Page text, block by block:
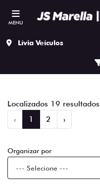
MENU
Lívia Veículos
Localizados 19 resultados
‹
1 2 ›
Organizar por